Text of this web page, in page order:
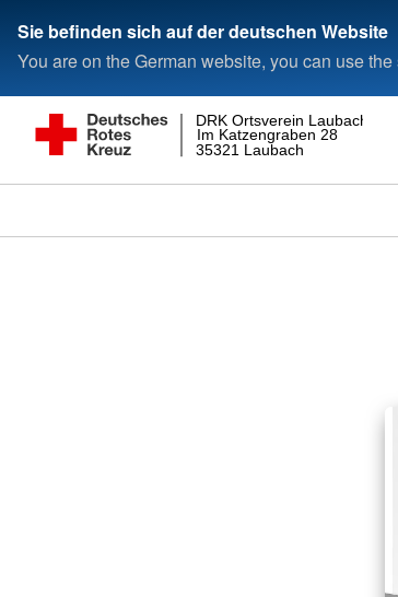
Sie befinden sich auf der deutschen Website
You are on the German website, you can use
35321 Laubach
Im Katzengraben 28
DRK Ortsverein Laubach